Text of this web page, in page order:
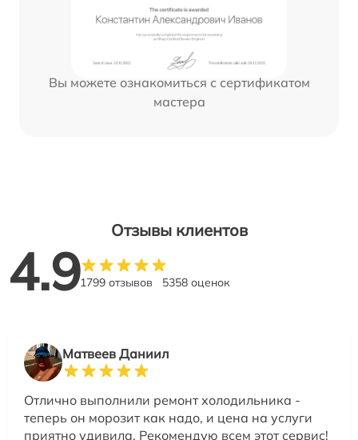
Вы можете ознакомиться с сертификатом
мастера
Отзывы клиентов
4.91799 отзывов 5358 оценок
Матвеев Даниил
Отлично выполнили ремонт холодильника -
теперь он морозит как надо, и цена на услуги
приятно удивила. Рекомендую всем этот сервис!